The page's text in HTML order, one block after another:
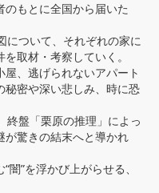
もとに全国から届いた
について、それぞれの家に
取材・考察していく。
、逃げられないアパート
密や深い悲しみ、時に恐
終盤「栗原の推理」によっ
が驚きの結末へと導かれ
”を浮かび上がらせる、